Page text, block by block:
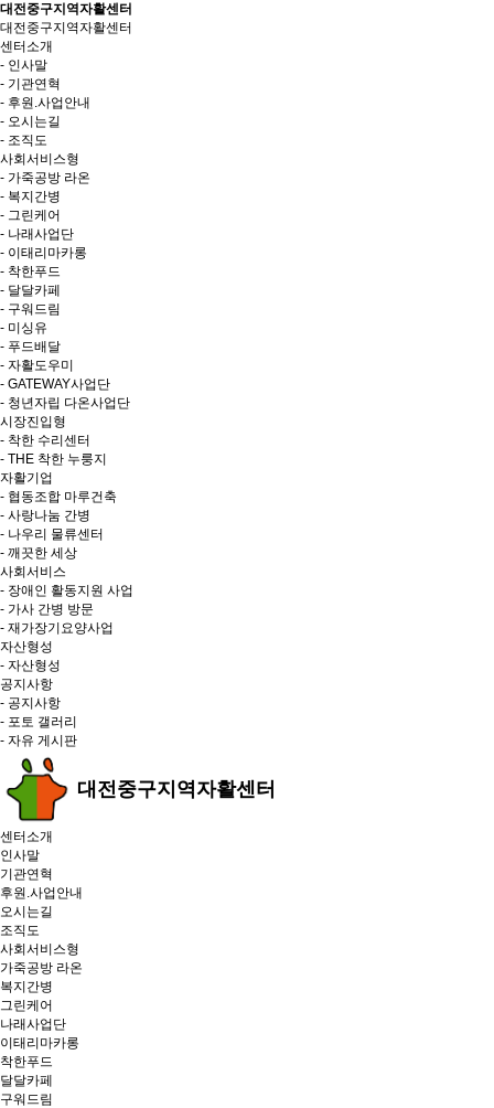
대전중구지역자활센터
대전중구지역자활센터
센터소개
- 인사말
- 기관연혁
- 후원.사업안내
- 오시는길
- 조직도
사회서비스형
- 가죽공방 라온
- 복지간병
- 그린케어
- 나래사업단
- 이태리마카롱
- 착한푸드
- 달달카페
- 구워드림
- 미싱유
- 푸드배달
- 자활도우미
- GATEWAY사업단
- 청년자립 다온사업단
시장진입형
- 착한 수리센터
- THE 착한 누룽지
자활기업
- 협동조합 마루건축
- 사랑나눔 간병
- 나우리 물류센터
- 깨끗한 세상
사회서비스
- 장애인 활동지원 사업
- 가사 간병 방문
- 재가장기요양사업
자산형성
- 자산형성
공지사항
- 공지사항
- 포토 갤러리
- 자유 게시판
대전중구지역자활센터
센터소개
인사말
기관연혁
후원.사업안내
오시는길
조직도
사회서비스형
가죽공방 라온
복지간병
그린케어
나래사업단
이태리마카롱
착한푸드
달달카페
구워드림